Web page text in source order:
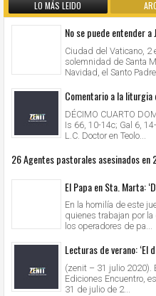
LO MÁS LEIDO
No se puede entender a
Ciudad del Vaticano, 2
solemnidad de Santa
Navidad, el Santo
Comentario a la liturgia
DÉCIMO CUARTO
Is 66, 10-14c; Gal 6,
L.C. Doctor en Teolo...
26 Agentes pastorales asesinados en
El Papa en Sta. Marta:
En la homilía de este
quienes trabajan por
los operadores de pa...
Lecturas de verano: ‘El
(zenit – 31 julio 2020).
Ediciones Encuentro,
31 de julio de 2...